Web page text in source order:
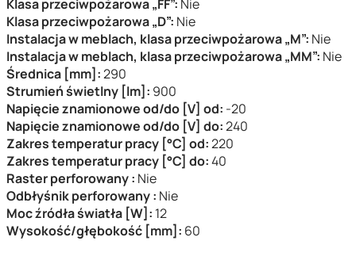
Klasa przeciwpożarowa „FF”: Nie
Klasa przeciwpożarowa „D”: Nie
Instalacja w meblach, klasa przeciwpożarowa „M”: Nie
Instalacja w meblach, klasa przeciwpożarowa „MM”: Nie
Średnica [mm]:290
Strumień świetlny [lm]: 900
Napięcie znamionowe od/do [V] od: -20
Napięcie znamionowe od/do [V] do:240
Zakres temperatur pracy [°C] od:220
Zakres temperatur pracy [°C] do:40
Raster perforowany : Nie
Odbłyśnik perforowany : Nie
Moc źródła światła [W]: 12
Wysokość/głębokość [mm]: 60